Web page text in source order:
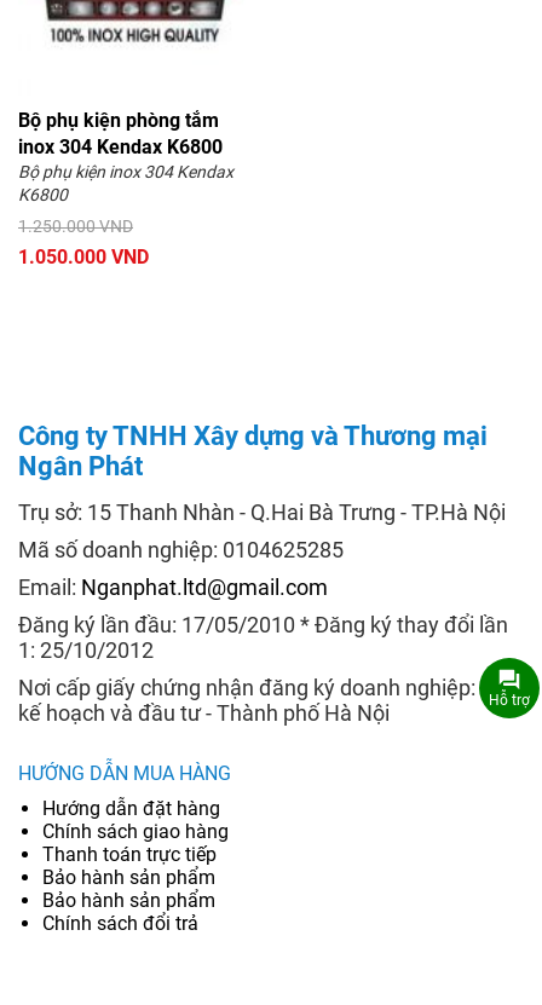
Bộ phụ kiện phòng tắm
inox 304 Kendax K6800
Bộ phụ kiện inox 304 Kendax
K6800
1.250.000 VND
1.050.000 VND
Công ty TNHH Xây dựng và Thương mại
Ngân Phát
Trụ sở: 15 Thanh Nhàn - Q.Hai Bà Trưng - TP.Hà Nội
Mã số doanh nghiệp: 0104625285
Email: Nganphat.ltd@gmail.com
Đăng ký lần đầu: 17/05/2010 * Đăng ký thay đổi lần
1: 25/10/2012
Nơi cấp giấy chứng nhận đăng ký doanh nghiệp: Sở
kế hoạch và đầu tư - Thành phố Hà Nội
HƯỚNG DẪN MUA HÀNG
Hướng dẫn đặt hàng
Chính sách giao hàng
Thanh toán trực tiếp
Bảo hành sản phẩm
Bảo hành sản phẩm
Chính sách đổi trả
Hỗ trợ